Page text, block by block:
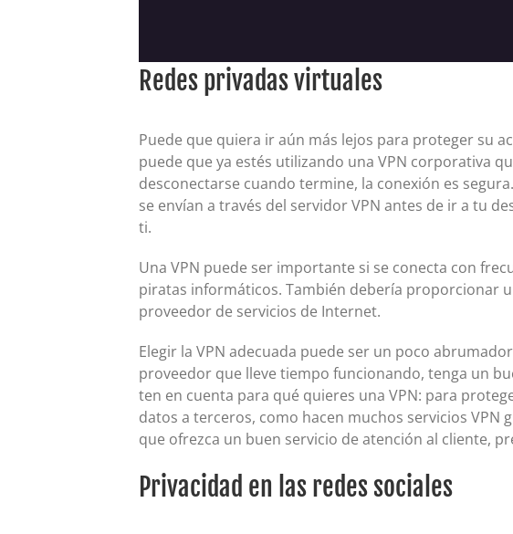
Redes privadas virtuales
Puede que quiera ir aún más lejos para proteger su
puede que ya estés utilizando una VPN corporativa
desconectarse cuando termine, la conexión es
se envían a través del servidor VPN antes de ir a tu
ti.
Una VPN puede ser importante si se conecta con
piratas informáticos. También debería proporcionar
proveedor de servicios de Internet.
Elegir la VPN adecuada puede ser un poco
proveedor que lleve tiempo funcionando, tenga un
ten en cuenta para qué quieres una VPN: para
datos a terceros, como hacen muchos servicios
que ofrezca un buen servicio de atención al cliente,
Privacidad en las redes sociales